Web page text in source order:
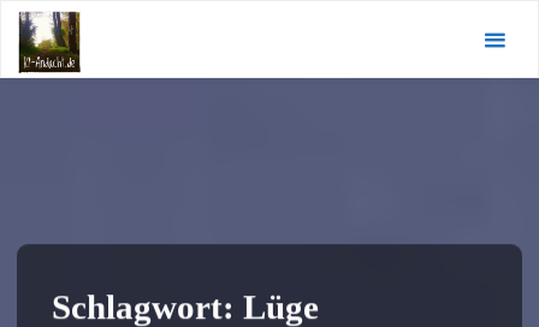
Zum
Inhalt
springen
Schlagwort:Lüge